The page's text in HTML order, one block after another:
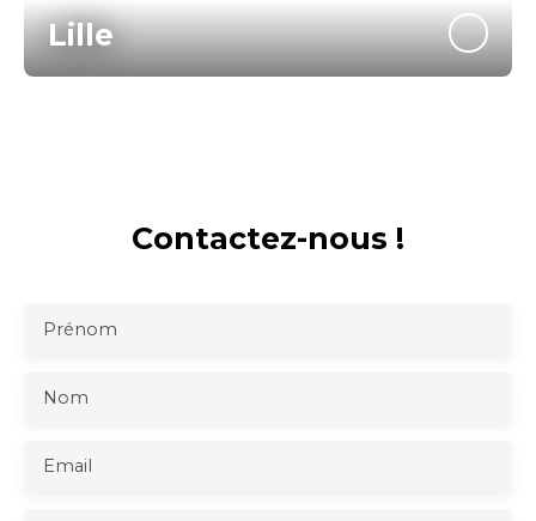
Lille
Contactez-nous !
Prénom
Nom
Email